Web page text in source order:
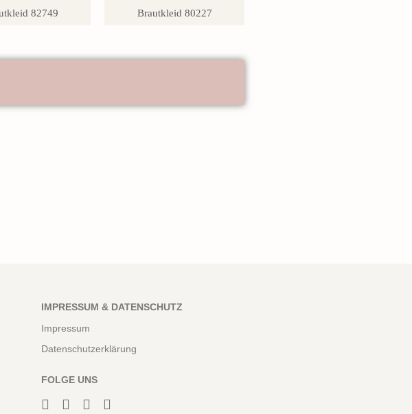
82749 Brautkleid 80227
IMPRESSUM & DATENSCHUTZ
Impressum
Datenschutzerklärung
FOLGE UNS